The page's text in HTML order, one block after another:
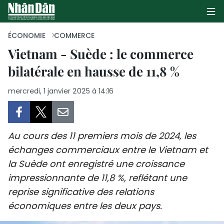
PAGE D'ACCUEIL
POLITIQUE
SOCIÉTÉ
CULTURE
TOURISME
ENVIRONNEMENT
ÉCONOMIE COMMERCE
Vietnam - Suède : le commerce
bilatérale en hausse de 11,8 %
mercredi, 1 janvier 2025 à 14:16
Au cours des 11 premiers mois de 2024, les
échanges commerciaux entre le Vietnam et
la Suède ont enregistré une croissance
impressionnante de 11,8 %, reflétant une
reprise significative des relations
économiques entre les deux pays.